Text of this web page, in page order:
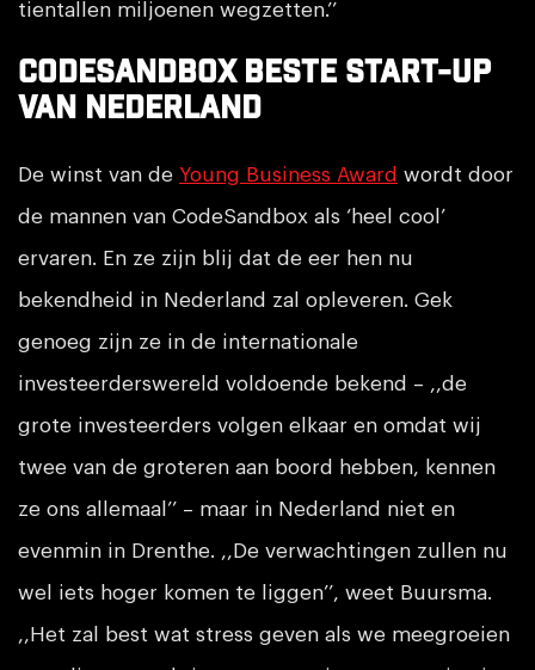
tientallen miljoenen wegzetten.’’
CodeSandbox beste start-up
van Nederland
De winst van de Young Business Award wordt door
de mannen van CodeSandbox als ‘heel cool’
ervaren. En ze zijn blij dat de eer hen nu
bekendheid in Nederland zal opleveren. Gek
genoeg zijn ze in de internationale
investeerderswereld voldoende bekend – ,,de
grote investeerders volgen elkaar en omdat wij
twee van de groteren aan boord hebben, kennen
ze ons allemaal’’ – maar in Nederland niet en
evenmin in Drenthe. ,,De verwachtingen zullen nu
wel iets hoger komen te liggen’’, weet Buursma.
,,Het zal best wat stress geven als we meegroeien